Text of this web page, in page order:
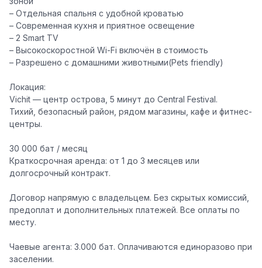
– Отдельная спальня с удобной кроватью
– Современная кухня и приятное освещение
– 2 Smart TV
– Высокоскоростной Wi-Fi включён в стоимость
– Разрешено с домашними животными(Pets friendly)
Локация:
Vichit — центр острова, 5 минут до Central Festival.
Тихий, безопасный район, рядом магазины, кафе и фитнес-
центры.
30 000 бат / месяц
Краткосрочная аренда: от 1 до 3 месяцев или
долгосрочный контракт.
Договор напрямую с владельцем. Без скрытых комиссий,
предоплат и дополнительных платежей. Все оплаты по
месту.
Чаевые агента: 3.000 бат. Оплачиваются единоразово при
заселении.